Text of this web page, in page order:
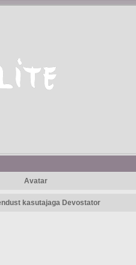
Avatar
kasutajaga Devostator